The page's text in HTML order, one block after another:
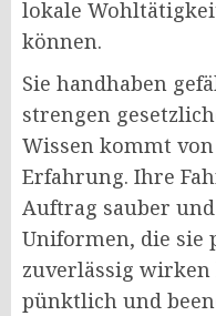
lokale
können.
Sie handhaben
strengen
Wissen kommt
Erfahrung. Ihre
Auftrag sauber
Uniformen, die sie
zuverlässig wirken
pünktlich und